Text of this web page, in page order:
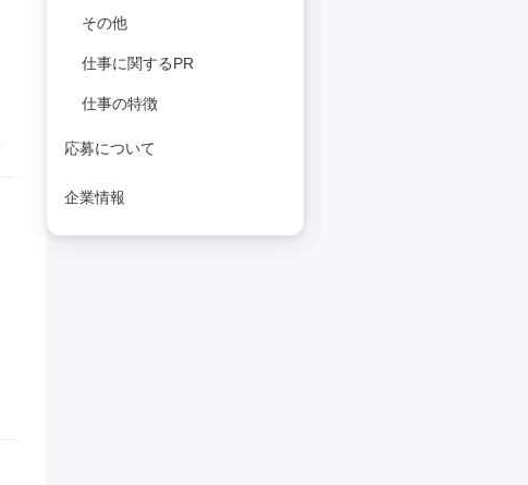
その他
仕事に関するPR
仕事の特徴
応募について
企業情報